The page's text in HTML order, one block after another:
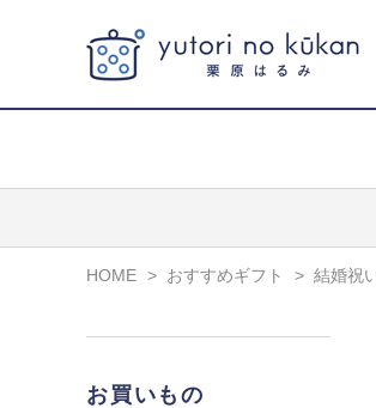
HOME > おすすめギフト > 結婚祝
お買いもの